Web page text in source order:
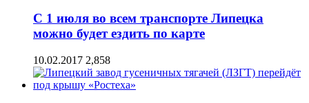
С 1 июля во всем транспорте Липецка
можно будет ездить по карте
10.02.2017 2,858